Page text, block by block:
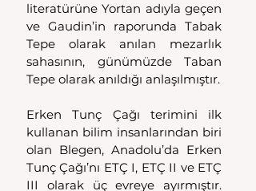
literatürüne Yortan adıyla geçen
ve Gaudin’in raporunda Tabak
Tepe olarak anılan mezarlık
sahasının, günümüzde Taban
Tepe olarak anıldığı anlaşılmıştır.
Erken Tunç Çağı terimini ilk
kullanan bilim insanlarından biri
olan Blegen, Anadolu’da Erken
Tunç Çağı’nı ETÇ I, ETÇ II ve ETÇ
III olarak üç evreye ayırmıştır.